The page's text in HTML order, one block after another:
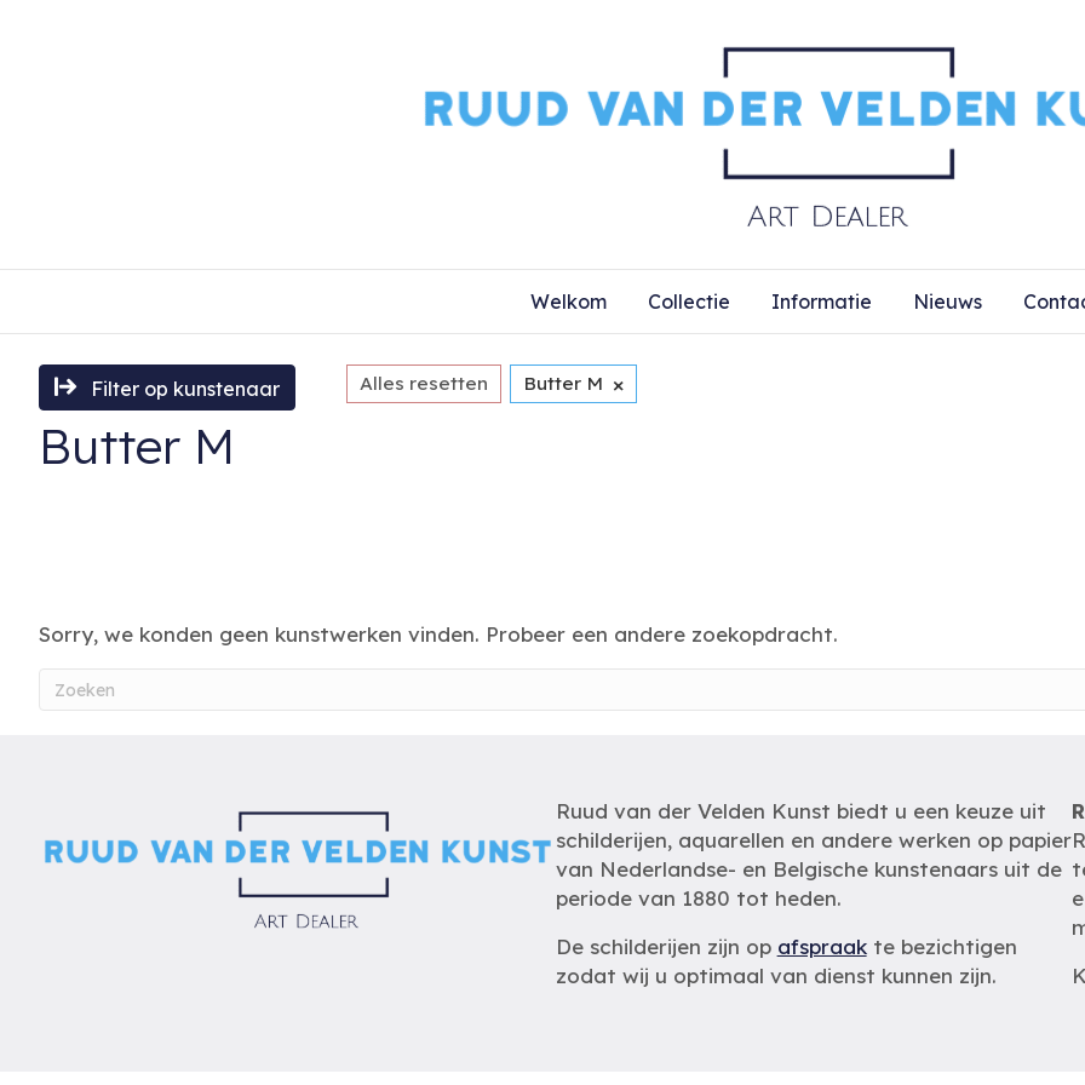
Welkom Collectie Informatie Nieuws
Filter op kunstenaar Alles resetten Butter M ×
Butter M
Sorry, we konden geen kunstwerken vinden. Probeer een andere zoekopdracht.
Ruud van der Velden Kunst biedt u een keuze uit
schilderijen, aquarellen en andere werken op papier
van Nederlandse- en Belgische kunstenaars uit de
periode van 1880 tot heden.
De schilderijen zijn op afspraakte bezichtigen
zodat wij u optimaal van dienst kunnen zijn.